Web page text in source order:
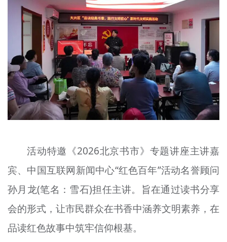
活动特邀《2026北京书市》专题讲座主讲嘉
宾、中国互联网新闻中心“红色百年”活动名誉顾问
孙月龙(笔名：雪石)担任主讲。旨在通过读书分享
会的形式，让市民群众在书香中涵养文明素养，在
品读红色故事中筑牢信仰根基。